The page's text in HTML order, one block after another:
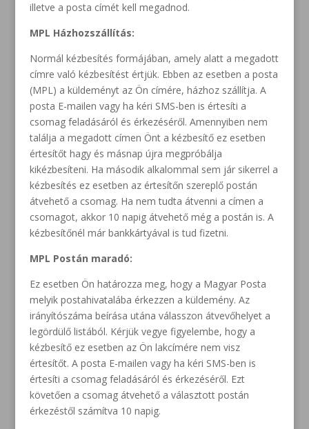
illetve a posta címét kell megadnod.
MPL Házhozszállítás:
Normál kézbesítés formájában, amely alatt a megadott
címre való kézbesítést értjük. Ebben az esetben a posta
(MPL) a küldeményt az Ön címére, házhoz szállítja. A
posta E-mailen vagy ha kéri SMS-ben is értesíti a
csomag feladásáról és érkezéséről. Amennyiben nem
találja a megadott címen Önt a kézbesítő ez esetben
értesítőt hagy és másnap újra megpróbálja
kikézbesíteni. Ha második alkalommal sem jár sikerrel a
kézbesítés ez esetben az értesítőn szereplő postán
átvehető a csomag. Ha nem tudta átvenni a címen a
csomagot, akkor 10 napig átvehető még a postán is. A
kézbesítőnél már bankkártyával is tud fizetni.
MPL Postán maradó:
Ez esetben Ön határozza meg, hogy a Magyar Posta
melyik postahivatalába érkezzen a küldemény. Az
irányítószáma beírása utána válasszon átvevőhelyet a
legördülő listából. Kérjük vegye figyelembe, hogy a
kézbesítő ez esetben az Ön lakcímére nem visz
értesítőt. A posta E-mailen vagy ha kéri SMS-ben is
értesíti a csomag feladásáról és érkezéséről. Ezt
követően a csomag átvehető a választott postán
érkezéstől számítva 10 napig.